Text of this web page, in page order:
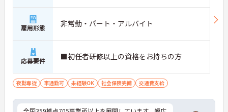
【毎朝のミーティングで情報共有を徹底し、職種の
垣根を超えて協力し合える体制です 】
・スタッフ全員で毎朝お客様の体調や業務連絡を丁
できる仕組みが構築されています。
・困った時もすぐに相談してフォローし合える風通
しの良い職場となっており、平均勤続年数7.2年とい
う高い定着率につながっています。
ケアスキルを磨ける環境です】
雇用形態 非常勤・パート・アルバイト
応募要件 ■初任者研修以上の資格をお持ちの方
夜勤専従 車通勤可 未経験OK 社会保険完備 交通費支給